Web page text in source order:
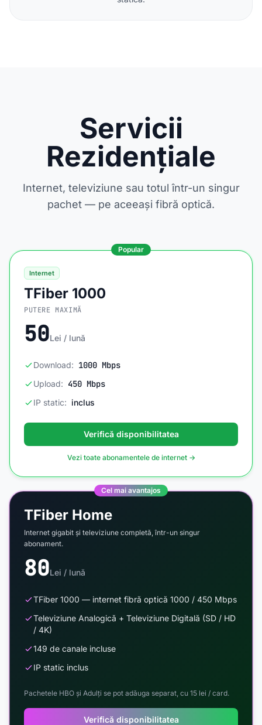
Servicii
Rezidențiale
Internet, televiziune sau totul într-un singur
pachet — pe aceeași fibră optică.
Popular
Internet
TFiber 1000
PUTERE MAXIMĂ
50Lei / lună
Download: 1000 Mbps
Upload: 450 Mbps
IP static: inclus
Verifică disponibilitatea
Vezi toate abonamentele de internet →
Cel mai avantajos
TFiber Home
Internet gigabit și televiziune completă, într-un singur
abonament.
80Lei / lună
TFiber 1000 — internet fibră optică 1000 / 450 Mbps
Televiziune Analogică + Televiziune Digitală (SD / HD
/ 4K)
149 de canale incluse
IP static inclus
Pachetele HBO și Adulți se pot adăuga separat, cu 15 lei / card.
Verifică disponibilitatea